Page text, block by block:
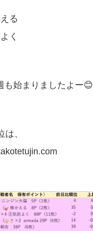
る
く
も始まりましたよー😊
、